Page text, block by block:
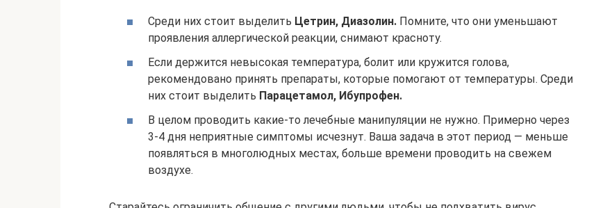
Среди них стоит выделить Цетрин, Диазолин. Помните, что они уменьшают
проявления аллергической реакции, снимают красноту.
Если держится невысокая температура, болит или кружится голова,
рекомендовано принять препараты, которые помогают от температуры. Среди
них стоит выделить Парацетамол, Ибупрофен.
В целом проводить какие-то лечебные манипуляции не нужно. Примерно через
3-4 дня неприятные симптомы исчезнут. Ваша задача в этот период — меньше
появляться в многолюдных местах, больше времени проводить на свежем
воздухе.